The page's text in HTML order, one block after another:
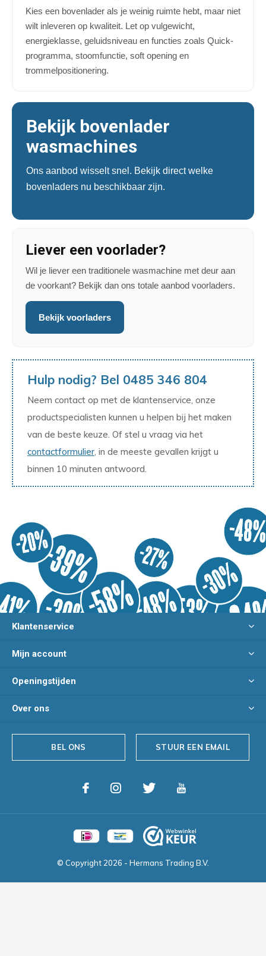
Kies een bovenlader als je weinig ruimte hebt, maar niet
wilt inleveren op kwaliteit. Let op vulgewicht,
energieklasse, geluidsniveau en functies zoals Quick-
programma, stoomfunctie, soft opening en
trommelpositionering.
Bekijk bovenlader
wasmachines
Ons aanbod wisselt snel. Bekijk direct welke
bovenladers nu beschikbaar zijn.
Liever een voorlader?
Wil je liever een traditionele wasmachine met deur aan
de voorkant? Bekijk dan ons totale aanbod voorladers.
Bekijk voorladers
Hulp nodig? Bel 0485 346 804
Neem contact op met de klantenservice, onze
productspecialisten kunnen u helpen bij het maken
van de beste keuze. Of stel u vraag via het
contactformulier, in de meeste gevallen krijgt u
binnen 10 minuten antwoord.
Klantenservice
Mijn account
Openingstijden
Over ons
BEL ONS STUUR EEN EMAIL
© Copyright 2026 - Hermans Trading B.V.